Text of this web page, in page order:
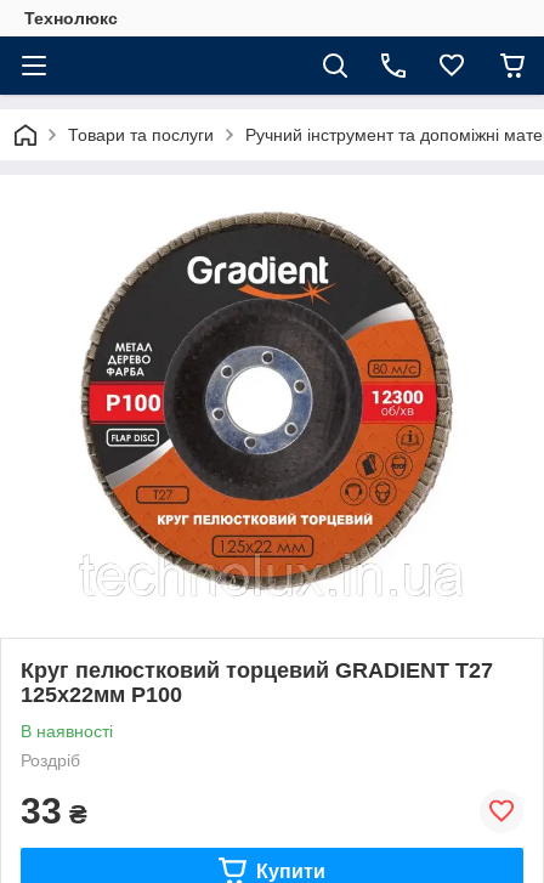
Технолюкс
Товари та послуги Ручний інструмент та допоміжні
Круг пелюстковий торцевий GRADIENT Т27
125x22мм Р100
В наявності
Роздріб
33 ₴
Купити